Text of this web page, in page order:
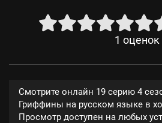
1 оценок
Смотрите онлайн 19 серию 4
Гриффины на русском языке в
Просмотр доступен на любых